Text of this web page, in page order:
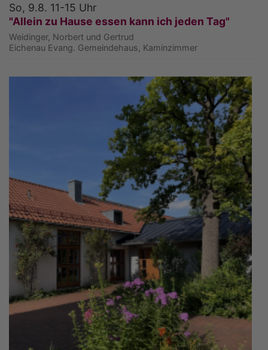
So, 9.8. 11-15 Uhr
"Allein zu Hause essen kann ich jeden Tag"
Weidinger, Norbert und Gertrud
Eichenau Evang. Gemeindehaus, Kaminzimmer